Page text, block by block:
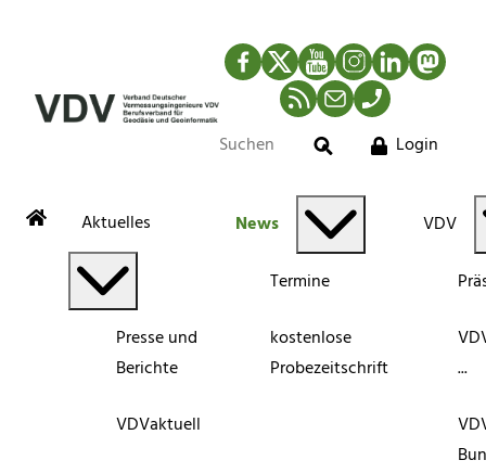
Facebook
TwitterYouTubeInstagram
LinkedIn
RSS-Newsfeed
MailTelefon
Suche
Login
Aktuelles
Presse und
Berichte
VDVaktuell
News
Termine
kostenlose
Probezeitschrift
VDV
...